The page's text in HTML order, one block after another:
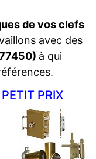
de vos clefs
avec des
à qui
PRIX